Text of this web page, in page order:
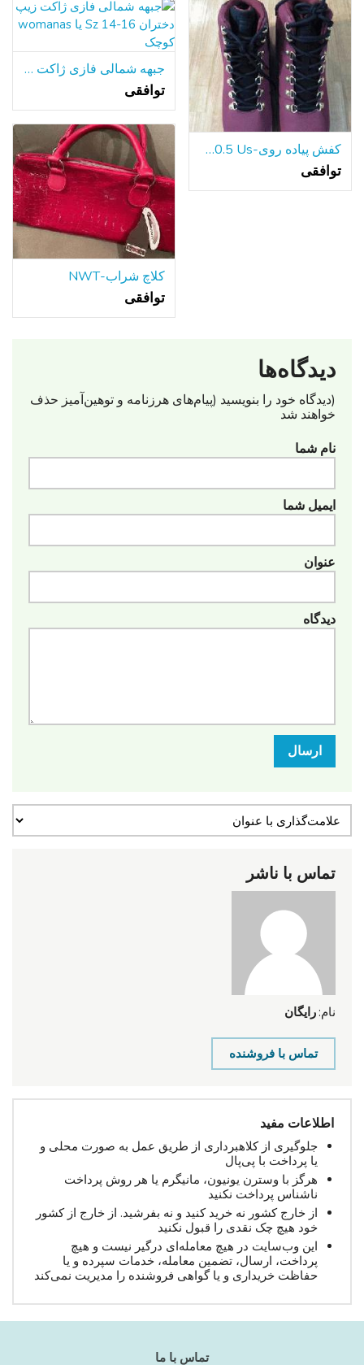
کفش پیاده روی-Fila 10.5 Us
توافقی
جبهه شمالی فازی ژاکت زیپ دختران Sz 14-16 یا womanas کوچک
توافقی
کلاچ شراب-NWT
توافقی
دیدگاه‌ها
(دیدگاه خود را بنویسید (پیام‌های هرزنامه‌ و توهین‌آمیز حذف
خواهند شد
نام شما
ایمیل شما
عنوان
دیدگاه
ارسال
تماس با ناشر
نام: رایگان
تماس با فروشنده
اطلاعات مفید
جلوگیری از کلاهبرداری از طریق عمل به صورت محلی و
یا پرداخت با پی‌پال
هرگز با وسترن یونیون، مانیگرم یا هر روش پرداخت
ناشناس پرداخت نکنید
از خارج کشور نه خرید کنید و نه بفرشید. از خارج از کشور
خود هیچ چک نقدی را قبول نکنید
این وب‌سایت در هیچ معامله‌ای درگیر نیست و هیچ
پرداخت، ارسال، تضمین معامله، خدمات سپرده و یا
حفاظت خریداری و یا گواهی فروشنده را مدیریت نمی‌کند
تماس با ما